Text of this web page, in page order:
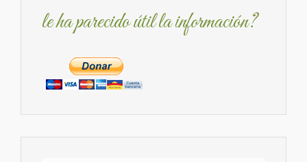
le ha parecido útil la información?